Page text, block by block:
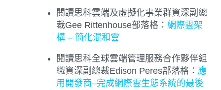
閱讀思科雲端及虛擬化事業群資深副總
裁Gee Rittenhouse部落格： 網際雲架
構 – 簡化混和雲
閱讀思科全球雲端管理服務合作夥伴組
織資深副總裁Edison Peres部落格： 應
用開發商–完成網際雲生態系統的最後